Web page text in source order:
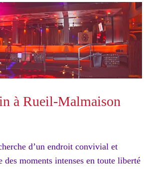
à Rueil-Malmaison
d’un endroit convivial et
moments intenses en toute liberté